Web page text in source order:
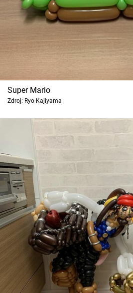
Super Mario
Zdroj: Ryo Kajiyama